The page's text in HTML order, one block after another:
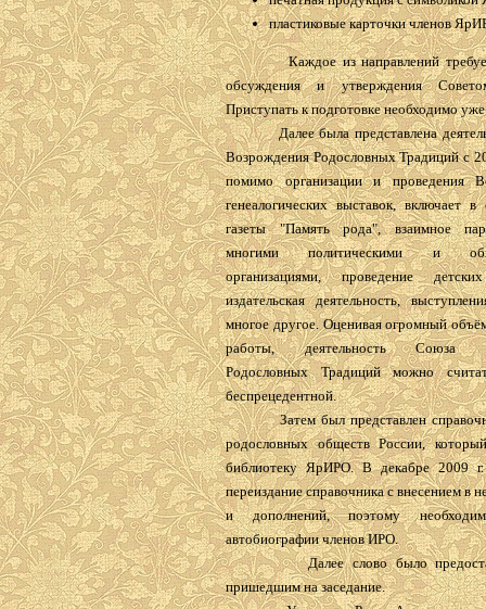
пластиковые карточки членов
Каждое из направлений требует
обсуждения и утверждения
Приступать к подготовке необходимо
Далее была представлена
Возрождения Родословных Традиций с
помимо организации и проведения
генеалогических выставок, включает в
газеты "Память рода", взаимное
многими политическими и
организациями, проведение
издательская деятельность,
многое другое. Оценивая огромный
работы, деятельность Союза
Родословных Традиций можно
беспрецедентной.
Затем был представлен
родословных обществ России,
библиотеку ЯрИРО. В декабре 2009 г.
переиздание справочника с внесением в
и дополнений, поэтому
автобиографии членов ИРО.
Далее слово было
пришедшим на заседание.